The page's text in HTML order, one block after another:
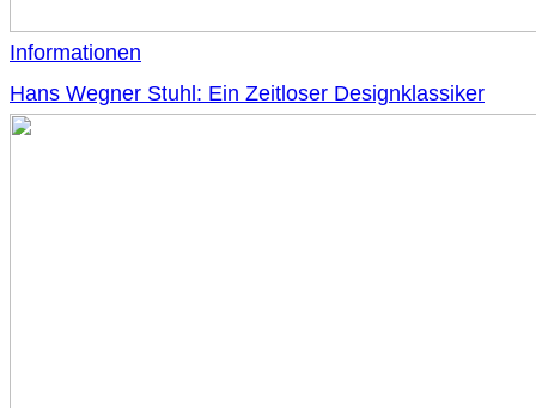
Informationen
Hans Wegner Stuhl: Ein Zeitloser Designklassiker